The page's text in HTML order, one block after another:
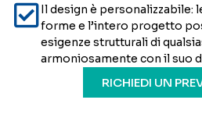
Il design è personalizzabile:
forme e l’intero progetto
esigenze strutturali di
armoniosamente con il suo
RICHIEDI UN